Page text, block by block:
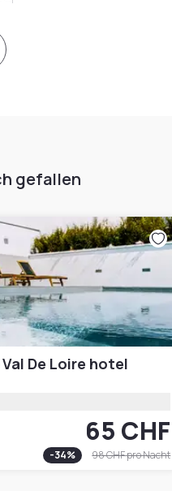
gefallen
De Loire hotel
65 CHF
-34% 98 CHFpro Nacht